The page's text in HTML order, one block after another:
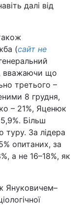
далі від
(сайт не
вважаючи що
третього –
8 грудня,
– 21%, Яценюк
Більш
За лідера
опитаних, за
а не 16–18%, як
Януковичем–